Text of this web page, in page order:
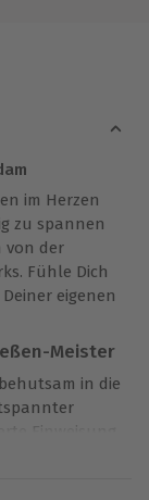
im Herzen
zu spannen
von der
Fühle Dich
eigenen
Meister
in die
Einweisung
an die